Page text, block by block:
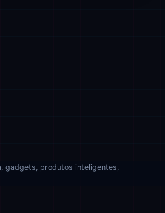
gadgets, produtos inteligentes,